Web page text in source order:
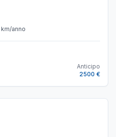
km/anno
Anticipo
2500 €